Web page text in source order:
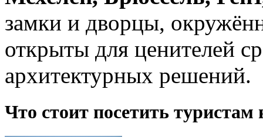
замки и дворцы,
открыты для ценителей
архитектурных решений.
Что стоит посетить туристам